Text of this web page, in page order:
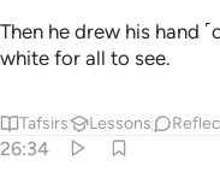
Then he drew his hand
white for all to see.
Tafsirs Lessons
26:34